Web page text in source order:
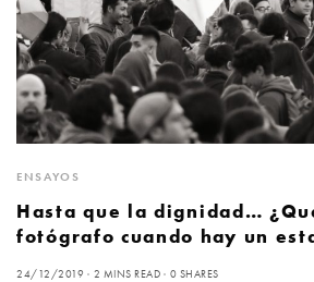
ENSAYOS
Hasta que la dignidad…
fotógrafo cuando hay un
24/12/2019 2 MINS READ 0 SHARES